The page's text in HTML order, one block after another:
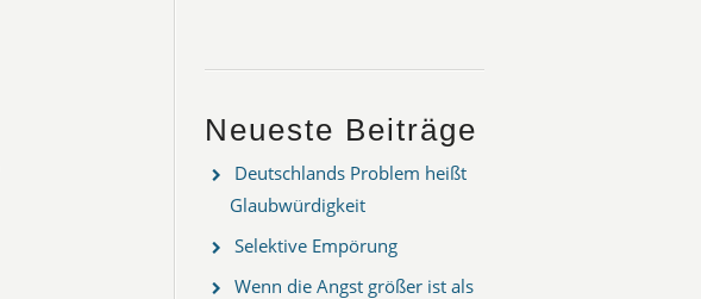
Neueste Beiträge
Deutschlands Problem heißt
Glaubwürdigkeit
Selektive Empörung
Wenn die Angst größer ist als